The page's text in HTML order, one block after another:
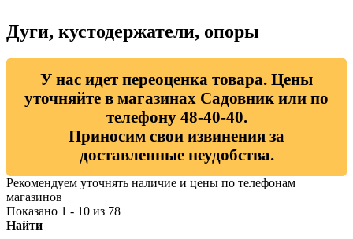
Дуги, кустодержатели, опоры
У нас идет переоценка товара. Цены
уточняйте в магазинах Садовник или по
телефону 48-40-40.
Приносим свои извинения за
доставленные неудобства.
Рекомендуем уточнять наличие и цены по телефонам
магазинов
Показано 1 - 10 из 78
Найти